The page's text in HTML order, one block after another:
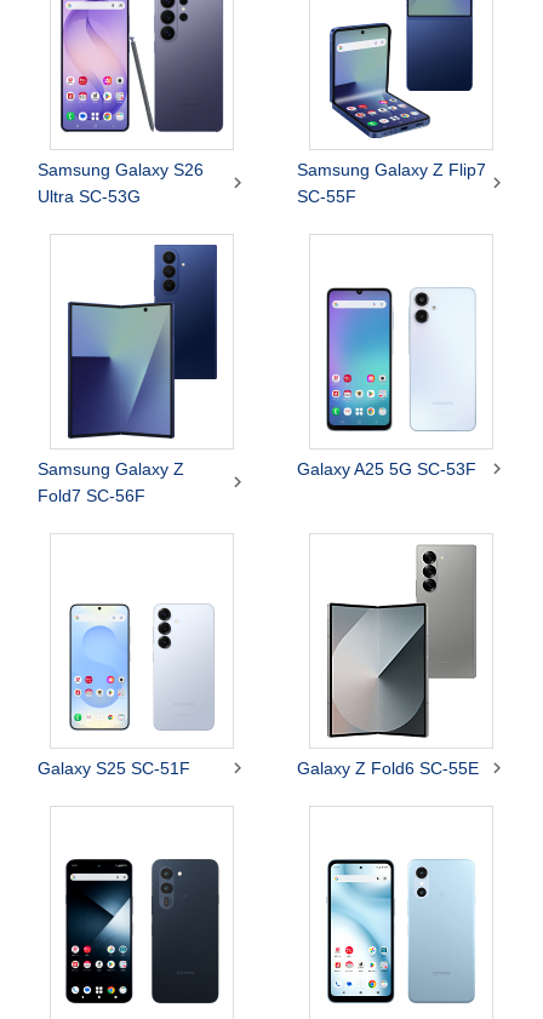
Samsung Galaxy S26
Ultra SC-53G

Samsung Galaxy Z Flip7
SC-55F

Samsung Galaxy Z
Fold7 SC-56F

Galaxy A25 5G SC-53F 
Galaxy S25 SC-51F  Galaxy Z Fold6 SC-55E 